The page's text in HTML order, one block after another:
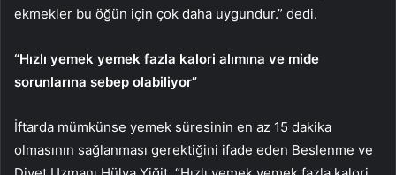
ekmekler bu öğün için çok daha uygundur.” dedi.
“Hızlı yemek yemek fazla kalori alımına ve mide
sorunlarına sebep olabiliyor”
İftarda mümkünse yemek süresinin en az 15 dakika
olmasının sağlanması gerektiğini ifade eden Beslenme ve